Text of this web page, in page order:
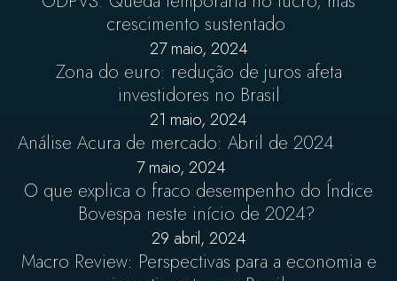
crescimento sustentado
27 maio, 2024
Zona do euro: redução de juros afeta
investidores no Brasil
21 maio, 2024
Análise Acura de mercado: Abril de 2024
7 maio, 2024
O que explica o fraco desempenho do Índice
Bovespa neste início de 2024?
29 abril, 2024
Macro Review: Perspectivas para a economia e